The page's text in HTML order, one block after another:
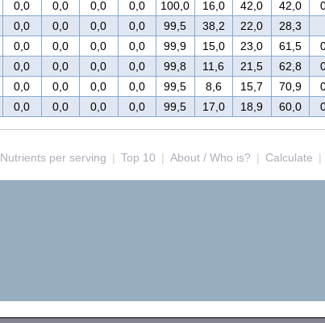
0,0 0,0 0,0 0,0 100,0 16,0 42,0 42,0
0,0 0,0 0,0 0,0 99,5 38,2 22,0 28,3
0,0 0,0 0,0 0,0 99,9 15,0 23,0 61,5
0,0 0,0 0,0 0,0 99,8 11,6 21,5 62,8
0,0 0,0 0,0 0,0 99,5 8,6 15,7 70,9
0,0 0,0 0,0 0,0 99,5 17,0 18,9 60,0
Nutrients per serving | Top 10 | About / Who is? | Calculate |